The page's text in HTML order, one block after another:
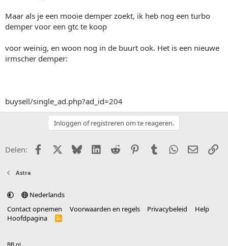
Maar als je een mooie demper zoekt, ik heb nog een turbo
demper voor een gtc te koop
voor weinig, en woon nog in de buurt ook. Het is een nieuwe
irmscher demper:
buysell/single_ad.php?ad_id=204
Inloggen of registreren om te reageren.
Delen: FacebookX (Twitter)
BlueskyLinkedIn
Reddit PinterestTumblr WhatsApp
E-mail
Astra
Nederlands
Contact opnemen
Voorwaarden en regels Privacybeleid
Help
Hoofdpagina
R
BB.nl